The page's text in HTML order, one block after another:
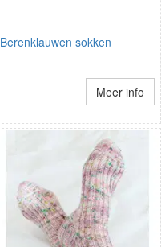
Berenklauwen sokken
Meer info